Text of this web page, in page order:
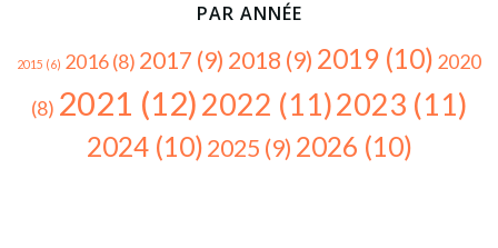
PAR ANNÉE
2015 (6) 2016(8) 2017 (9) 2018 (9) 2019 (10) 2020
(8) 2021 (12)2022 (11)2023 (11)
2024(10)2025 (9) 2026 (10)